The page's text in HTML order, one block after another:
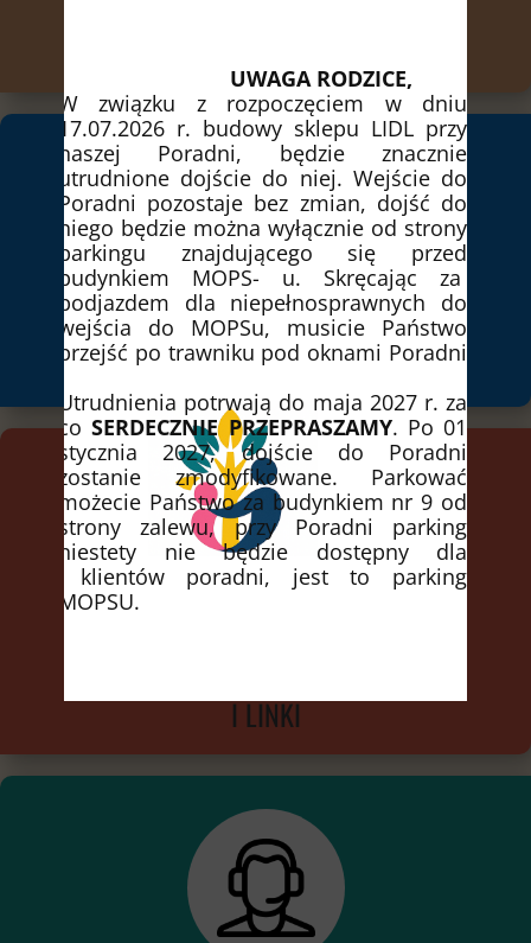
TEREN DZIAŁANIA
I LINKI
UWAGA RODZICE,
W związku z rozpoczęciem w dniu
17.07.2026 r. budowy sklepu LIDL przy
naszej Poradni, będzie znacznie
utrudnione dojście do niej. Wejście do
Poradni pozostaje bez zmian, dojść do
niego będzie można wyłącznie od strony
parkingu znajdującego się przed
budynkiem MOPS- u. Skręcając za
podjazdem dla niepełnosprawnych do
wejścia do MOPSu, musicie Państwo
przejść po trawniku pod oknami Poradni
Utrudnienia potrwają do maja 2027 r. za
coSERDECZNIE PRZEPRASZAMY. Po 01
stycznia 2027, dojście do Poradni
zostanie zmodyfikowane. Parkować
możecie Państwo za budynkiem nr 9 od
strony zalewu, przy Poradni parking
niestety nie będzie dostępny dla
klientów poradni, jest to parking
MOPSU.